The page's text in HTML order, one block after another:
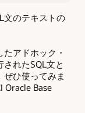
文のテキストの
アドホック・
れたSQL文と
ひ使ってみま
Oracle Base